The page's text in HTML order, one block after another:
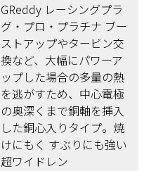
GReddy レーシングプラ
グ・プロ・プラチナ ブー
ストアップやタービン交
換など、大幅にパワーア
ップした場合の多量の熱
を逃がすため、中心電極
の奥深くまで銅軸を挿入
した銅心入りタイプ。焼
けにもく すぶりにも強い
超ワイドレン